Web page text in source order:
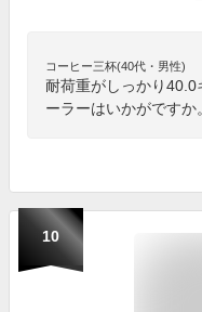
コーヒー三杯(40代・男性)
耐荷重がしっかり40.0
ーラーはいかがですか
10